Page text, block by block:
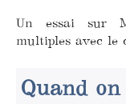
Un essai sur
multiples avec le
Quand